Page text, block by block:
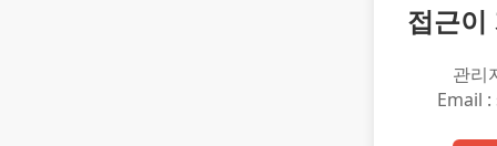
접근이
관리
Email